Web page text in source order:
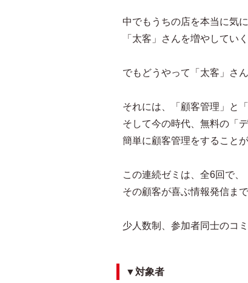
中でもうちの店を本当に気
「太客」さんを増やしてい
でもどうやって「太客」さ
それには、「顧客管理」と
そして今の時代、無料の「
簡単に顧客管理をすること
この連続ゼミは、全6回で
その顧客が喜ぶ情報発信ま
少人数制、参加者同士のコ
▼対象者